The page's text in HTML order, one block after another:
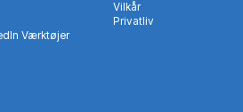
Værktøjer
Vilkår
Privatliv